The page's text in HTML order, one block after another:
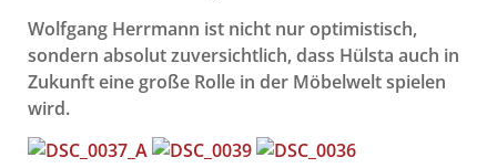
Wolfgang Herrmann ist nicht nur optimistisch,
sondern absolut zuversichtlich, dass Hülsta auch in
Zukunft eine große Rolle in der Möbelwelt spielen
wird.